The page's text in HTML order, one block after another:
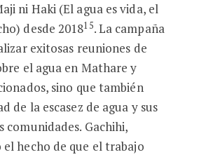
ni Haki (El agua es vida, el
desde 201815. La campaña
exitosas reuniones de
el agua en Mathare y
sino que también
de la escasez de agua y sus
comunidades. Gachihi,
hecho de que el trabajo